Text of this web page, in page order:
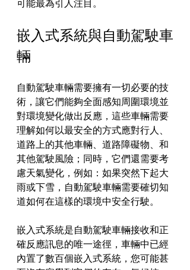
可能最為引人注目。
嵌入式系統與自動駕駛車
輛
自動駕駛車輛需要擁有一切必要的技
術，讓它們能夠全面感知周圍環境並
對環境變化做出反應，這些車輛需要
理解如何以最安全的方式應對行人、
道路上的其他車輛、道路障礙物、和
其他駕駛風險；同時，它們還需要考
慮天氣變化，例如：如果突然下起大
雨或下雪，自動駕駛車輛需要確切知
道如何在這樣的環境中安全行駛。
嵌入式系統是自動駕駛車輛接收和正
確反應訊息的唯一途徑，車輛中已經
內置了數百個嵌入式系統，您可能甚